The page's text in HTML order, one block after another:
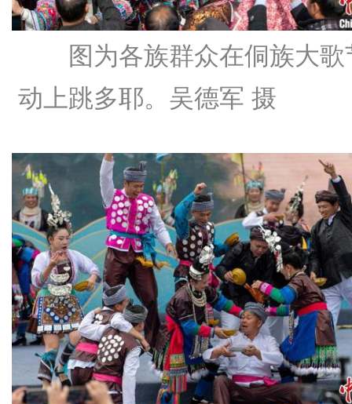
图为各族群众在侗族大歌
动上跳多耶。吴德军 摄